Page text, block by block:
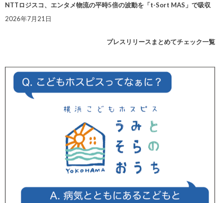
NTTロジスコ、エンタメ物流の平時5倍の波動を「t-Sort MAS」で吸収
2026年7月21日
プレスリリースまとめてチェック一覧